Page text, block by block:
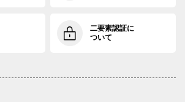
二要素認証に
ついて